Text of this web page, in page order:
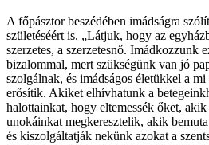
A főpásztor beszédében imádságra
születéséért is. „Látjuk, hogy az
szerzetes, a szerzetesnő. Imádkozzunk
bizalommal, mert szükségünk van jó
szolgálnak, és imádságos életükkel a
erősítik. Akiket elhívhatunk a
halottainkat, hogy eltemessék őket,
unokáinkat megkeresztelik, akik
és kiszolgáltatják nekünk azokat a